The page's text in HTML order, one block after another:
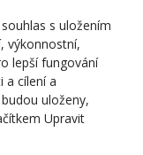
s uložením
výkonnostní,
lepší fungování
a cílení a
uloženy,
Upravit